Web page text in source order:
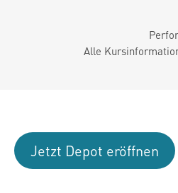
Alle
Jetzt Depot eröffnen